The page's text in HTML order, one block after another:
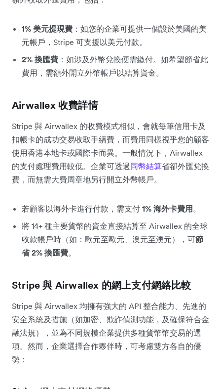
1% 美元提現費 ：如您的企業可提供一個設於美國的美
元帳戶，Stripe 可支援以美元付款。
2% 換匯費 ：如涉及外幣兌換便需繳付。如希望節省此
費用，需額外開立外幣帳戶以結算資金。
Airwallex 收費詳情
Stripe 與 Airwallex 的收費模式相似，會就每筆信用卡及
扣帳卡的成功交易收取手續費，而費用同樣視乎您的顧客
使用香港本地卡或國際卡而異。一般情況下，Airwallex
的支付處理費用較低。企業可透過同幣結算省卻外匯兌換
費，而無需大費周章地另行開立外幣帳戶。
若顧客以海外卡進行付款，需支付 1% 海外卡費用。
將 14+ 種主要貨幣的資金直接結算至 Airwallex 的全球
收款帳戶時（如：歐元至歐元、澳元至澳元），可節
省 2% 換匯費。
Stripe 與 Airwallex 的網上支付網絡比較
Stripe 與 Airwallex 均擁有強大的 API 整合能力、先進的
安全系統及措施（如加密、欺詐偵測功能，及確保符合金
融法規），並為不同規模企業提供多種貨幣幣交易的選
項。然而，企業選擇合作夥伴時，可考慮雙方各自的優
勢：